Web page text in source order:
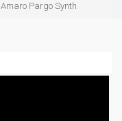
Amaro Pargo Synth